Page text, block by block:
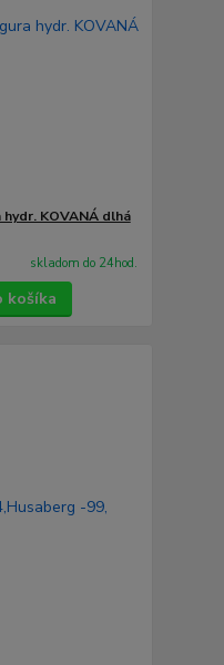
KOVANÁ dlhá
skladom do 24hod.
košíka